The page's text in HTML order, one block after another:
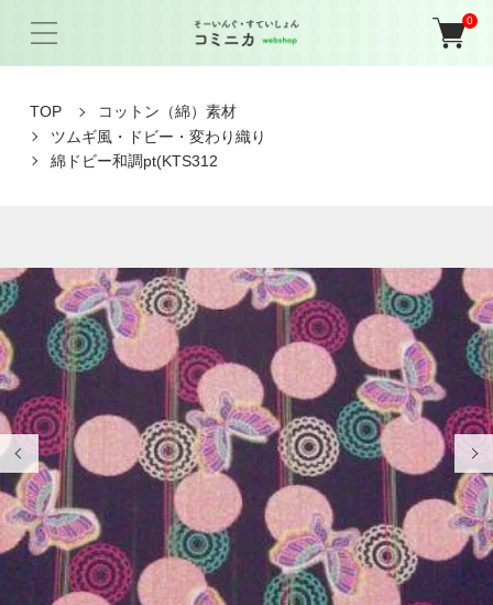
0
TOP
コットン（綿）素材
ツムギ風・ドビー・変わり織り
綿ドビー和調pt(KTS312